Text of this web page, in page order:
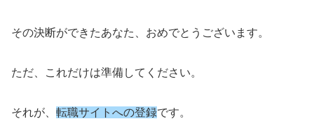
その決断ができたあなた、おめでとうございます。
ただ、これだけは準備してください。
それが、 転職サイトへの登録です。